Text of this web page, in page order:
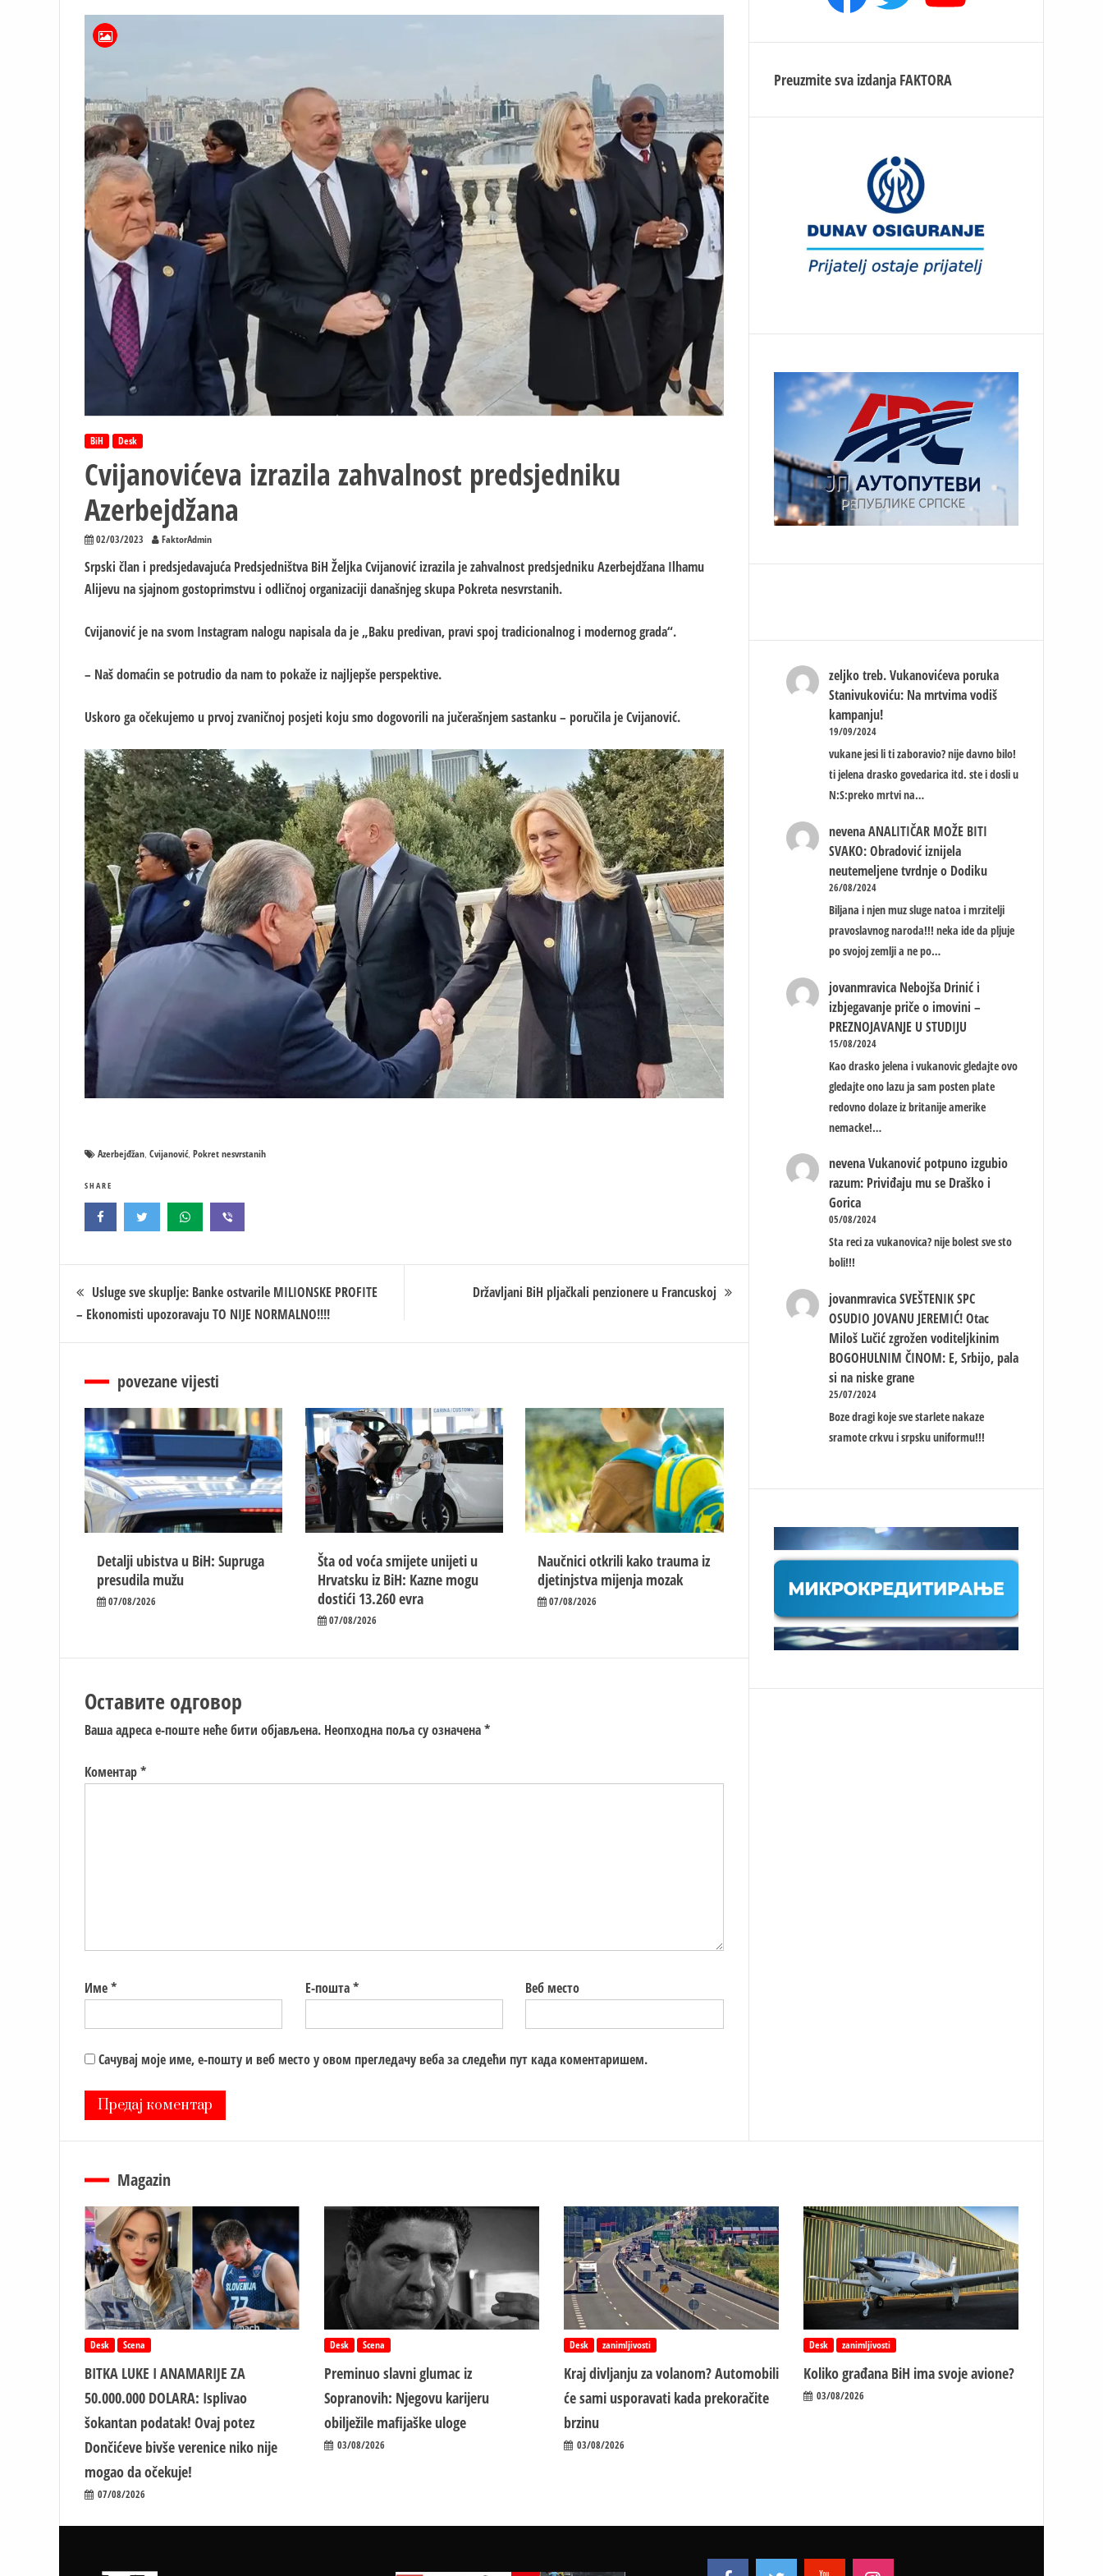
BiH Desk
Cvijanovićeva izrazila zahvalnost predsjedniku
Azerbejdžana
02/03/2023 FaktorAdmin
Srpski član i predsjedavajuća Predsjedništva BiH Željka Cvijanović izrazila je zahvalnost predsjedniku Azerbejdžana Ilhamu
Alijevu na sjajnom gostoprimstvu i odličnoj organizaciji današnjeg skupa Pokreta nesvrstanih.
Cvijanović je na svom Instagram nalogu napisala da je „Baku predivan, pravi spoj tradicionalnog i modernog grada“.
– Naš domaćin se potrudio da nam to pokaže iz najljepše perspektive.
Uskoro ga očekujemo u prvoj zvaničnoj posjeti koju smo dogovorili na jučerašnjem sastanku – poručila je Cvijanović.
Azerbejđžan Cvijanović, Pokret nesvrstanih
SHARE
Кретање
чланка
Usluge sve skuplje: Banke ostvarile MILIONSKE PROFITE
– Ekonomisti upozoravaju TO NIJE NORMALNO!!!!
Državljani BiH pljačkali penzionere u Francuskoj
povezane vijesti
Detalji ubistva u BiH: Supruga
presudila mužu
07/08/2026
Šta od voća smijete unijeti u
Hrvatsku iz BiH: Kazne mogu
dostići 13.260 evra
07/08/2026
Naučnici otkrili kako trauma iz
d‌jetinjstva mijenja mozak
07/08/2026
Оставите одговор
Ваша адреса е-поште неће бити објављена. Неопходна поља су означена*
Коментар*
Име* Е-пошта* Веб место
Сачувај моје име, е-пошту и веб место у овом прегледачу веба за следећи пут када коментаришем.
Preuzmite sva izdanja FAKTORA
zeljko treb. Vukanovićeva poruka
Stanivukoviću: Na mrtvima vodiš
kampanju!
19/09/2024
vukane jesi li ti zaboravio? nije davno bilo!
ti jelena drasko govedarica itd. ste i dosli u
N:S:preko mrtvi na…
nevena ANALITIČAR MOŽE BITI
SVAKO: Obradović iznijela
neutemeljene tvrdnje o Dodiku
26/08/2024
Biljana i njen muz sluge natoa i mrzitelji
pravoslavnog naroda!!! neka ide da pljuje
po svojoj zemlji a ne po…
jovanmravica Nebojša Drinić i
izbjegavanje priče o imovini –
PREZNOJAVANJE U STUDIJU
15/08/2024
Kao drasko jelena i vukanovic gledajte ovo
gledajte ono lazu ja sam posten plate
redovno dolaze iz britanije amerike
nemacke!…
nevena Vukanović potpuno izgubio
razum: Priviđaju mu se Draško i
Gorica
05/08/2024
Sta reci za vukanovica? nije bolest sve sto
boli!!!
jovanmravica SVEŠTENIK SPC
OSUDIO JOVANU JEREMIĆ! Otac
Miloš Lučić zgrožen voditeljkinim
BOGOHULNIM ČINOM: E, Srbijo, pala
si na niske grane
25/07/2024
Boze dragi koje sve starlete nakaze
sramote crkvu i srpsku uniformu!!!
Magazin
Desk Scena
BITKA LUKE I ANAMARIJE ZA
50.000.000 DOLARA: Isplivao
šokantan podatak! Ovaj potez
Dončićeve bivše verenice niko nije
mogao da očekuje!
07/08/2026
Desk Scena
Preminuo slavni glumac iz
Sopranovih: Njegovu karijeru
obilježile mafijaške uloge
03/08/2026
Desk zanimljivosti
Kraj divljanju za volanom? Automobili
će sami usporavati kada prekoračite
brzinu
03/08/2026
Desk zanimljivosti
Koliko građana BiH ima svoje avione?
03/08/2026